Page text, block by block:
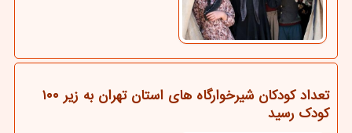
تعداد کودکان شیرخوارگاه های استان تهران به زیر ۱۰۰
کودک رسید